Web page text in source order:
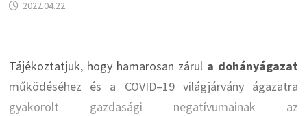
2022.04.22.
Tájékoztatjuk, hogy hamarosan zárul a dohányágazat
működéséhez és a COVID–19 világjárvány ágazatra
gyakorolt gazdasági negatívumainak az